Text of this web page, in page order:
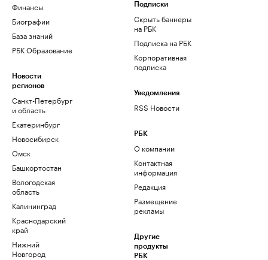
Финансы
Биографии
База знаний
РБК Образование
Новости
регионов
Санкт-Петербург
и область
Екатеринбург
Новосибирск
Омск
Башкортостан
Вологодская
область
Калининград
Краснодарский
край
Нижний
Новгород
Подписки
Скрыть баннеры
на РБК
Подписка на РБК
Корпоративная
подписка
Уведомления
RSS Новости
РБК
О компании
Контактная
информация
Редакция
Размещение
рекламы
Другие
продукты
РБК